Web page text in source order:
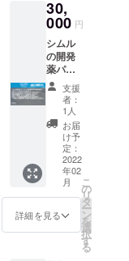
紙）を
お名前
を入れ
てお送
りしま
す。 記
念品
（創薬
記念手
ぬぐ
い）を
お送り
いたし
ます。
「※支援
時、必
ず備考
30,
000 円
シムル
の開発
薬パイ
プライ
ンの開
発進捗
状況報
告書送
付 CiML
からの
お礼
メール
が届き
ます。
創薬プ
レート
支援
者：
1人
お届
け予
定：
2022
年02
月
詳細を見る
こ
の
リ
タ
ー
ン
を
選
択
す
る